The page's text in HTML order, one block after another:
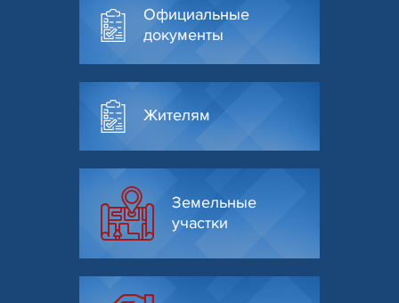
Официальные
документы
Жителям
Земельные
участки